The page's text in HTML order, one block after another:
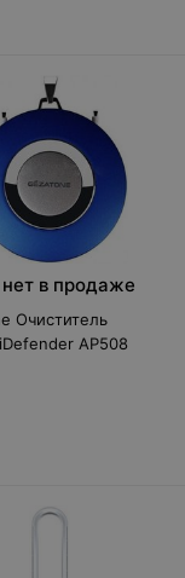
в продаже
Очиститель
AP508